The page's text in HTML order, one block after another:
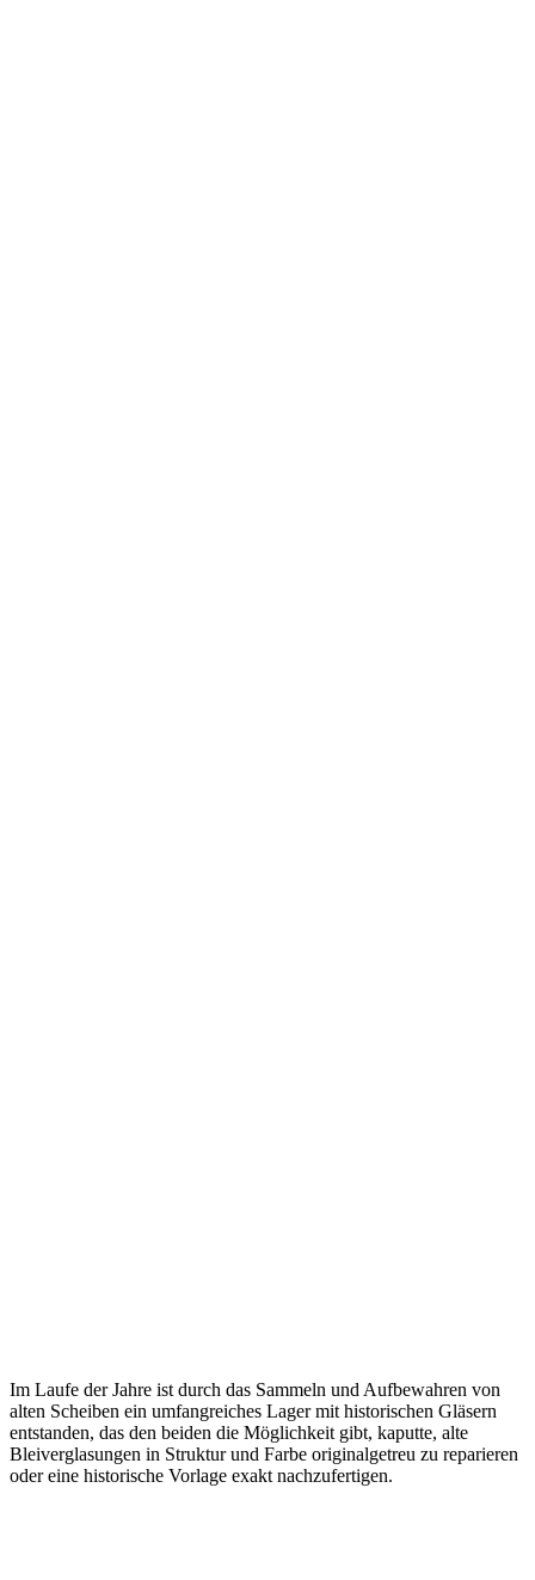
Im Laufe der Jahre ist durch das Sammeln und Aufbewahren von
alten Scheiben ein umfangreiches Lager mit historischen Gläsern
entstanden, das den beiden die Möglichkeit gibt, kaputte, alte
Bleiverglasungen in Struktur und Farbe originalgetreu zu reparieren
oder eine historische Vorlage exakt nachzufertigen.